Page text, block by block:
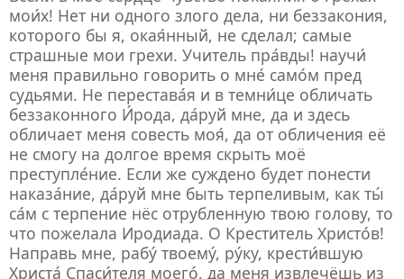
мои́х! Нет ни одного злого дела, ни беззакония,
которого бы я, окая́нный, не сделал; самые
страшные мои грехи. Учитель пра́вды! научи́
меня правильно говорить о мне́ само́м пред
судьями. Не перестава́я и в темни́це обличать
беззаконного И́рода, да́руй мне, да и здесь
обличает меня совесть моя́, да от обличения её
не смогу на долгое время скрыть моё
преступле́ние. Если же суждено будет понести
наказа́ние, да́руй мне быть терпеливым, как ты́
са́м с терпение нёс отрубленную твою голову, то
что пожелала Иродиада. О Креститель Христо́в!
Направь мне, рабу́ твоему́, ру́ку, крести́вшую
Христа́ Спаси́теля моего́, да меня извлечёшь из